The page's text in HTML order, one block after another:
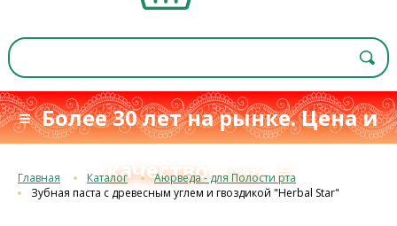
≡ Более 30 лет на рынке. Цена и
качествос 1993 г.≡
Главная Каталог
Аюрведа - для Полости рта
Зубная паста с древесным углем и гвоздикой "Herbal Star"